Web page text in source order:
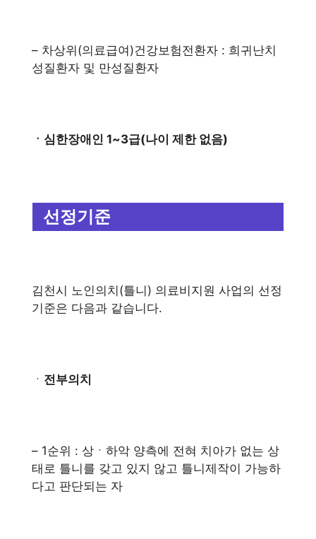
– 차상위(의료급여)건강보험전환자 : 희귀난치
성질환자 및 만성질환자
ㆍ심한장애인 1~3급(나이 제한 없음)
선정기준
김천시 노인의치(틀니) 의료비지원 사업의 선정
기준은 다음과 같습니다.
ㆍ 전부의치
– 1순위 : 상ㆍ하악 양측에 전혀 치아가 없는 상
태로 틀니를 갖고 있지 않고 틀니제작이 가능하
다고 판단되는 자